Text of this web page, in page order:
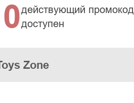
0действующий промокод
доступен
Zone